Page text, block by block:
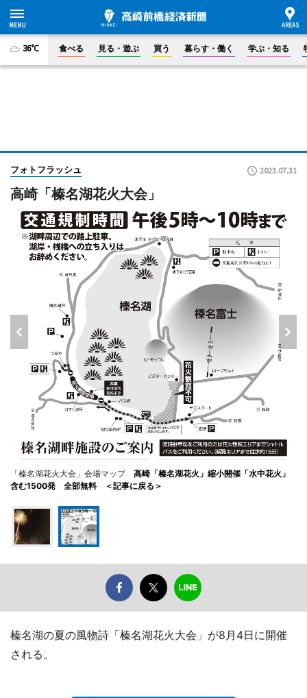
36°C 食べる 見る・遊ぶ 買う 暮らす・働く 学ぶ・知る
フォトフラッシュ 2023.07.31
高崎「榛名湖花火大会」
「榛名湖花火大会」会場マップ 高崎「榛名湖花火」縮小開催「水中花火」
含む1500発 全部無料 ＜記事に戻る＞
榛名湖の夏の風物詩「榛名湖花火大会」が8月4日に開催
される。